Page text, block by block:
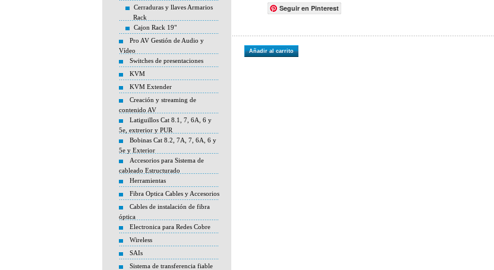
Cerraduras y llaves Armarios
Rack
Cajon Rack 19"
Pro AV Gestión de Audio y
Vídeo
Switches de presentaciones
KVM
KVM Extender
Creación y streaming de
contenido AV
Latiguillos Cat 8.1, 7, 6A, 6 y
5e, extrerior y PUR
Bobinas Cat 8.2, 7A, 7, 6A, 6 y
5e y Exterior
Accesorios para Sistema de
cableado Estructurado
Herramientas
Fibra Optica Cables y Accesorios
Cables de instalación de fibra
óptica
Electronica para Redes Cobre
Wireless
SAIs
Sistema de transferencia fiable
Seguir en Pinterest
Añadir al carrito